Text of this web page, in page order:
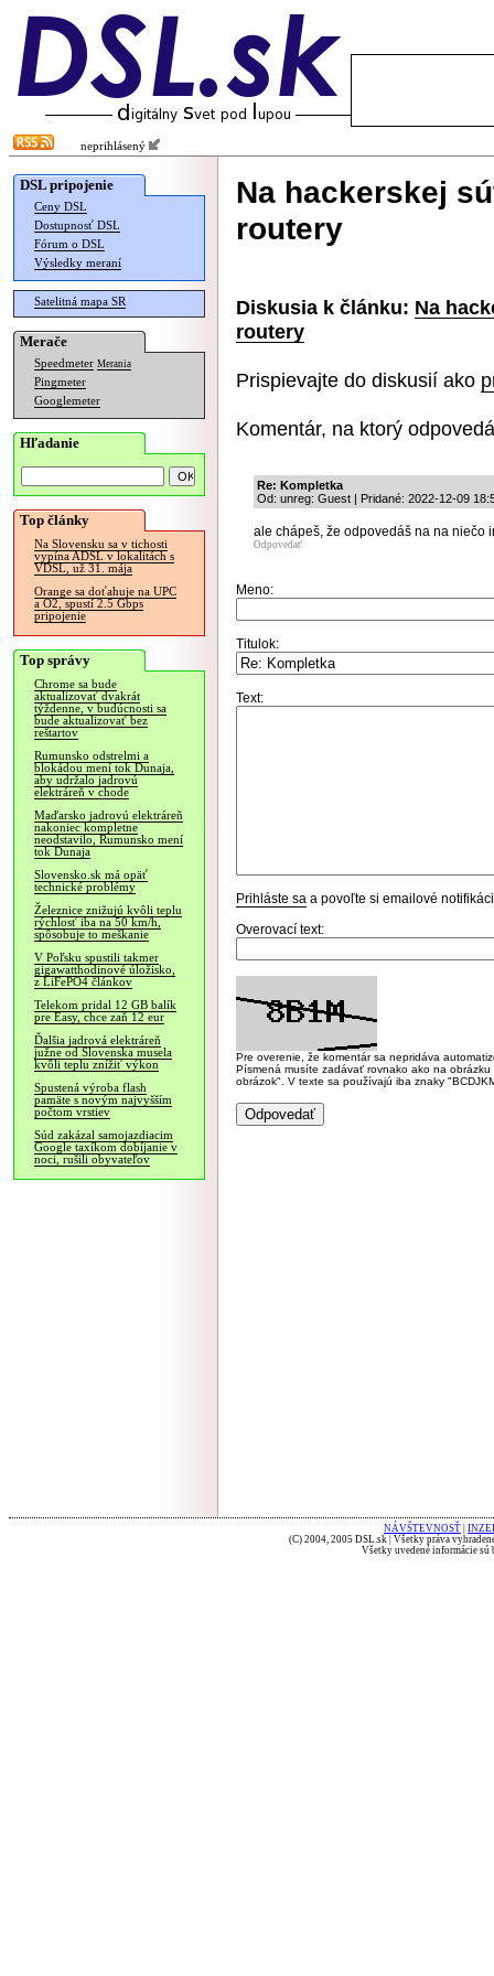
neprihlásený
DSL pripojenie
Ceny DSL
Dostupnosť DSL
Fórum o DSL
Výsledky meraní
Satelitná mapa SR
Merače
Speedmeter Merania
Pingmeter
Googlemeter
Hľadanie
Top články
Na Slovensku sa v tichosti
vypína ADSL v lokalitách s
VDSL, už 31. mája
Orange sa doťahuje na UPC
a O2, spustí 2.5 Gbps
pripojenie
Top správy
Chrome sa bude
aktualizovať dvakrát
týždenne, v budúcnosti sa
bude aktualizovať bez
reštartov
Rumunsko odstrelmi a
blokádou mení tok Dunaja,
aby udržalo jadrovú
elektráreň v chode
Maďarsko jadrovú elektráreň
nakoniec kompletne
neodstavilo, Rumunsko mení
tok Dunaja
Slovensko.sk má opäť
technické problémy
Železnice znižujú kvôli teplu
rýchlosť iba na 50 km/h,
spôsobuje to meškanie
V Poľsku spustili takmer
gigawatthodinové úložisko,
z LiFePO4 článkov
Telekom pridal 12 GB balík
pre Easy, chce zaň 12 eur
Ďalšia jadrová elektráreň
južne od Slovenska musela
kvôli teplu znížiť výkon
Spustená výroba flash
pamäte s novým najvyšším
počtom vrstiev
Súd zakázal samojazdiacim
Google taxíkom dobíjanie v
noci, rušili obyvateľov
Na hackerskej
routery
Diskusia k článku: Na
routery
Prispievajte do diskusií ako
Komentár, na ktorý
Re: Kompletka
Od: unreg: Guest | Pridané: 2022-12-09
ale chápeš, že odpovedáš na na niečo
Odpovedať
Meno:
Titulok:
Text:
Prihláste sa a povoľte si emailové
Overovací text:
Pre overenie, že komentár sa nepridáva
Písmená musíte zadávať rovnako ako na
obrázok". V texte sa používajú iba znaky
NÁVŠTEVNOSŤ
(C) 2004, 2005 DSL.sk | Všetky práva
Všetky uvedené informácie sú